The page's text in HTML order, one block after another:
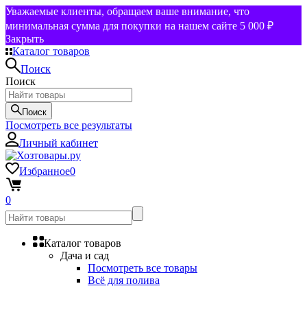
Уважаемые клиенты, обращаем ваше внимание, что
минимальная сумма для покупки на нашем сайте 5 000 ₽
Закрыть
Каталог товаров
Поиск
Поиск
Поиск
Посмотреть все результаты
Личный кабинет
Избранное0
0
Каталог товаров
Дача и сад
Посмотреть все товары
Всё для полива